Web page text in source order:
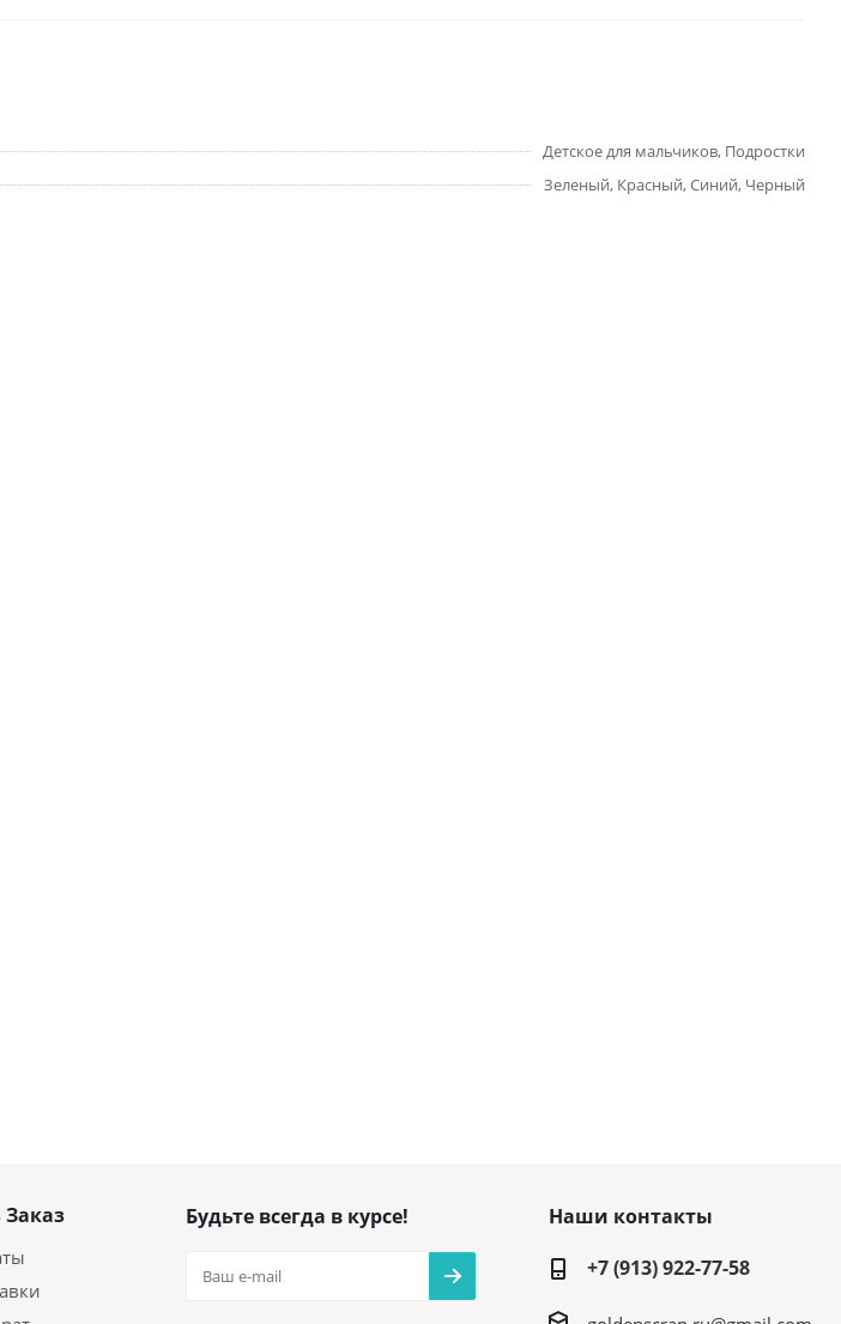
Детское для мальчиков, Подростки
Зеленый, Красный, Синий, Черный
Заказ Будьте всегда в курсе!
Наши контакты
+7 (913) 922-77-58